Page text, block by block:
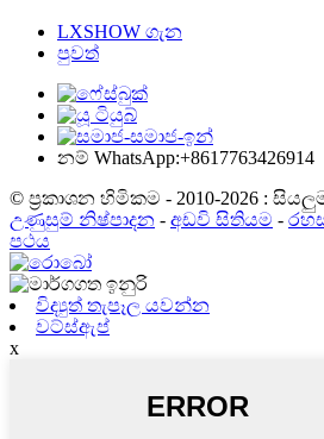
LXSHOW ගැන
පුවත්
නම් WhatsApp:+8617763426914
© ප්‍රකාශන හිමිකම - 2010-2026 :
උණුසුම් නිෂ්පාදන - අඩවි සිතියම -
පථය
විද්‍යුත් තැපෑල යවන්න
වට්ස්ඇප්
x